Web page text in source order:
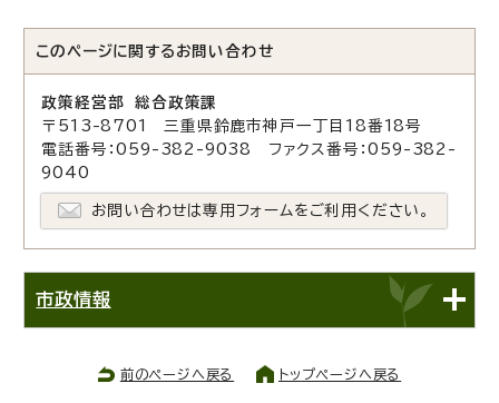
このページに関する お問い合わせ
政策経営部 総合政策課
〒513-8701 三重県鈴鹿市神戸一丁目18番18号
電話番号：059-382-9038 ファクス番号：059-382-
9040
お問い合わせは専用フォームをご利用ください。
市政情報
前のページへ戻る トップページへ戻る